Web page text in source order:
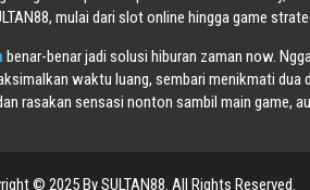
mulai dari slot online hingga game
benar-benar jadi solusi hiburan zaman now.
waktu luang, sembari menikmati dua
rasakan sensasi nonton sambil main game,
© 2025 By SULTAN88. All Rights Reserved.